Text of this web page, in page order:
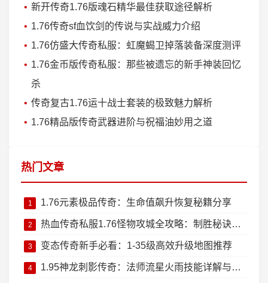
新开传奇1.76版魂石精华最佳获取途径解析
1.76传奇sf血饮剑的传说与实战威力介绍
1.76仿盛大传奇私服：虹魔蝎卫掉落装备深度测评
1.76金币版传奇私服：那些被遗忘的新手神装回忆
杀
传奇复古1.76运十战士套装的极致魅力解析
1.76精品版传奇武器进阶与祝福油妙用之道
热门文章
1 1.76元素极品传奇：生命值飙升恢复秘籍分享
2 热血传奇私服1.76怪物攻城全攻略：制胜秘诀大公开
3 变态传奇新手必看：1-35级高效升级地图推荐
4 1.95神龙刺影传奇：法师流星火雨技能详解与实战技巧